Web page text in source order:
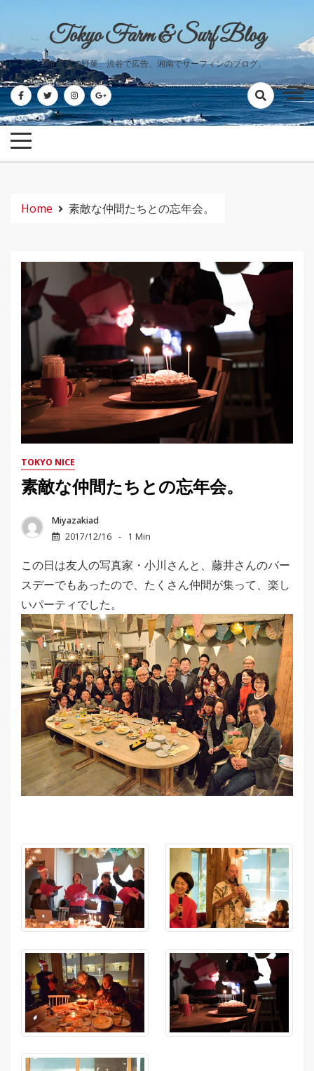
content
Tokyo Farm & Surf Blog
世田谷で野菜、渋谷で広告、湘南でサーフィンのブログ。
Home 素敵な仲間たちとの忘年会。
TOKYO NICE
素敵な仲間たちとの忘年会。
Miyazakiad
2017/12/16
1 Min
この日は友人の写真家・小川さんと、藤井さんのバー
スデーでもあったので、たくさん仲間が集って、楽し
いパーティでした。